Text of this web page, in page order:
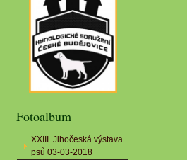
Fotoalbum
XXIII. Jihočeská výstava
psů 03-03-2018